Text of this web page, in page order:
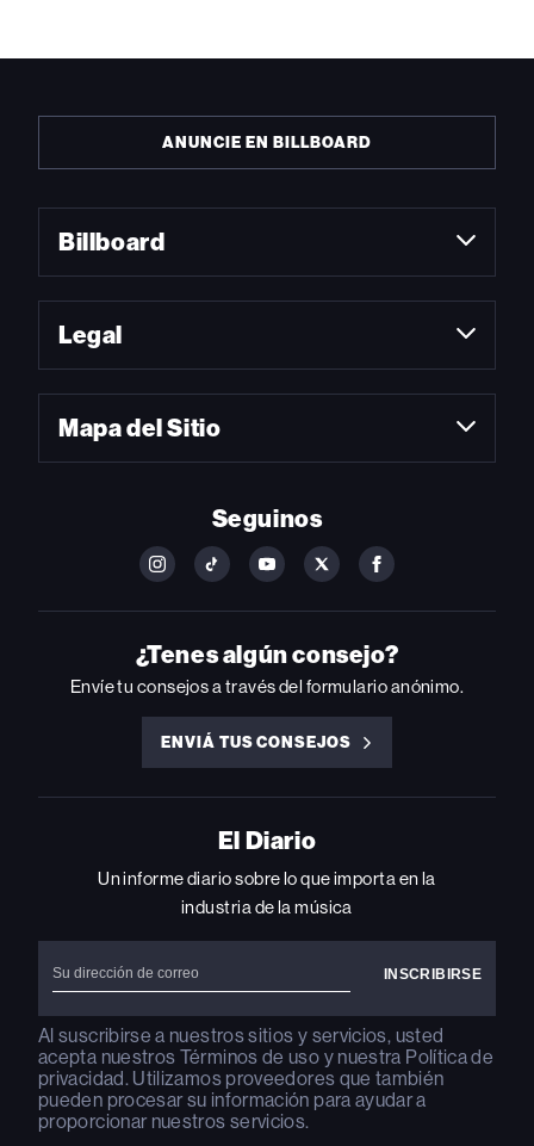
ANUNCIE EN BILLBOARD
Billboard
Legal
Mapa del Sitio
Seguinos
FOLLOW
ON
INSTAGRAM
FOLLOW
ON
YOUTUBE
FOLLOW
ON
YOUTUBE
FOLLOW
ON
FOLLOW
ON
FACEBOOK
¿Tenes algún consejo?
Envíe tu consejos a través del formulario anónimo.
ENVIÁ TUS CONSEJOS
ENVIÁ
CONSEJOS
El Diario
Un informe diario sobre lo que importa en la
industria de la música
Al suscribirse a nuestros sitios y servicios, usted
acepta nuestros Términos de uso y nuestra Política de
privacidad. Utilizamos proveedores que también
pueden procesar su información para ayudar a
proporcionar nuestros servicios.